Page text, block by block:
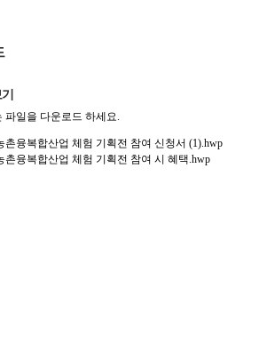
일을 다운로드 하세요.
촌융복합산업 체험 기획전 참여 신청서 (1).hwp
촌융복합산업 체험 기획전 참여 시 혜택.hwp